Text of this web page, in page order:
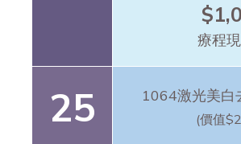
療程
25 1064激光美白
(價值